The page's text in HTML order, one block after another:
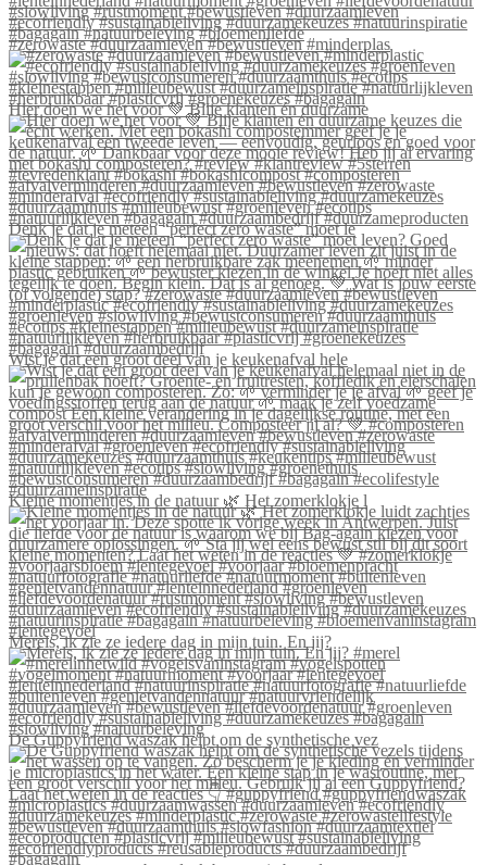
#zerowaste #duurzaamleven #bewustleven #minderplas
Hier doen we het voor 💚 Blije klanten én duurzame
Denk je dat je meteen “perfect zero waste” moet le
Wist je dat een groot deel van je keukenafval hele
Kleine momentjes in de natuur 🌿 Het zomerklokje l
Merels, ik zie ze iedere dag in mijn tuin. En jij?
De Guppyfriend waszak helpt om de synthetische vez